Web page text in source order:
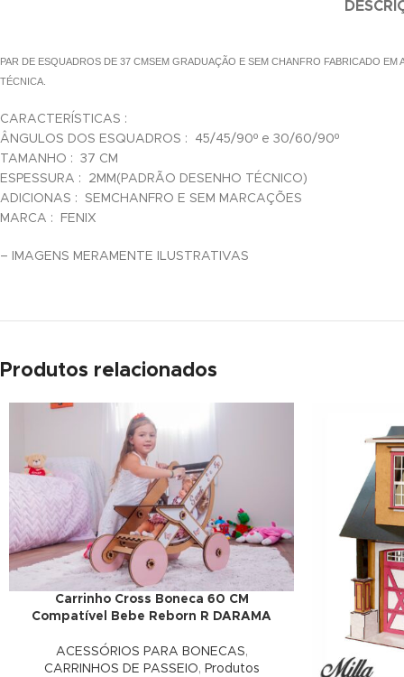
satın al
panel
panel
panel
panel
panel
panel
panel
panel
panel
PAR DE ESQUADROS DE 37 CMSEM GRADUAÇÃO E SEM CHANFRO FABRICADO
TÉCNICA.
CARACTERÍSTICAS :
ÂNGULOS DOS ESQUADROS : 45/45/90º e 30/60/90º
TAMANHO : 37 CM
ESPESSURA : 2MM(PADRÃO DESENHO TÉCNICO)
ADICIONAS : SEMCHANFRO E SEM MARCAÇÕES
MARCA : FENIX
– IMAGENS MERAMENTE ILUSTRATIVAS
Produtos relacionados
Carrinho Cross Boneca 60 CM
Compatível Bebe Reborn R DARAMA
ACESSÓRIOS PARA BONECAS,
CARRINHOS DE PASSEIO, Produtos